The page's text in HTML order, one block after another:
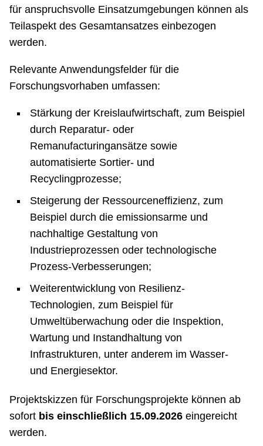
für anspruchsvolle Einsatzumgebungen können als
Teilaspekt des Gesamtansatzes einbezogen
werden.
Relevante Anwendungsfelder für die
Forschungsvorhaben umfassen:
Stärkung der Kreislaufwirtschaft, zum Beispiel
durch Reparatur- oder
Remanufacturingansätze sowie
automatisierte Sortier- und
Recyclingprozesse;
Steigerung der Ressourceneffizienz, zum
Beispiel durch die emissionsarme und
nachhaltige Gestaltung von
Industrieprozessen oder technologische
Prozess-Verbesserungen;
Weiterentwicklung von Resilienz-
Technologien, zum Beispiel für
Umweltüberwachung oder die Inspektion,
Wartung und Instandhaltung von
Infrastrukturen, unter anderem im Wasser-
und Energiesektor.
Projektskizzen für Forschungsprojekte können ab
sofort bis einschließlich 15.09.2026eingereicht
werden.